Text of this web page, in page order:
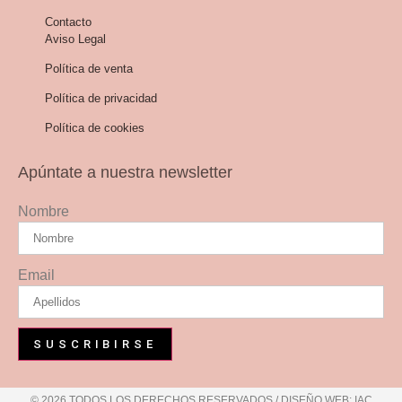
de
producto
Contacto
Aviso Legal
Política de venta
Política de privacidad
Política de cookies
Apúntate a nuestra newsletter
Nombre
Email
SUSCRIBIRSE